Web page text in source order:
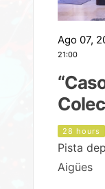
Ago 07,
21:00
28 hours
Pista
Aigües